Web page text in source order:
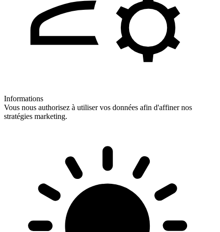
Informations
Vous nous authorisez à utiliser vos données afin d'affiner nos
stratégies marketing.